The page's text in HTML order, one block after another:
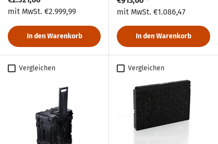
Normaler Preis
mit MwSt. €2.999,99
In den Warenkorb
Normaler Preis
mit MwSt. €1.086,47
In den Warenkorb
Vergleichen Vergleichen